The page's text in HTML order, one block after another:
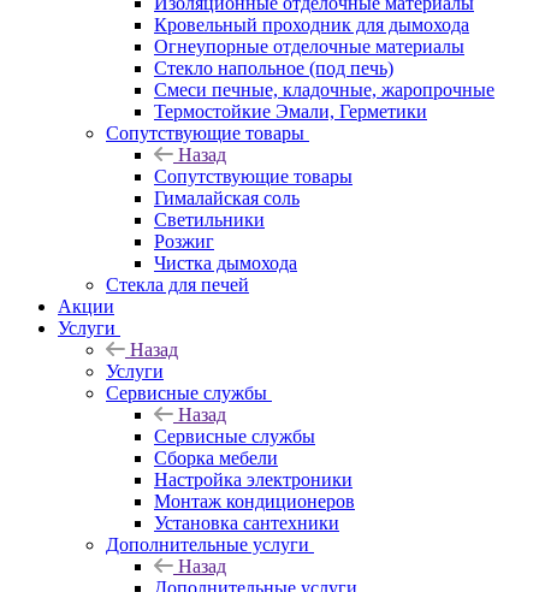
Кровельный проходник для дымохода
Огнеупорные отделочные материалы
Стекло напольное (под печь)
Смеси печные, кладочные, жаропрочные
Термостойкие Эмали, Герметики
Сопутствующие товары
Назад
Сопутствующие товары
Гималайская соль
Светильники
Розжиг
Чистка дымохода
Стекла для печей
Акции
Услуги
Назад
Услуги
Сервисные службы
Назад
Сервисные службы
Сборка мебели
Настройка электроники
Монтаж кондиционеров
Установка сантехники
Дополнительные услуги
Назад
Дополнительные услуги